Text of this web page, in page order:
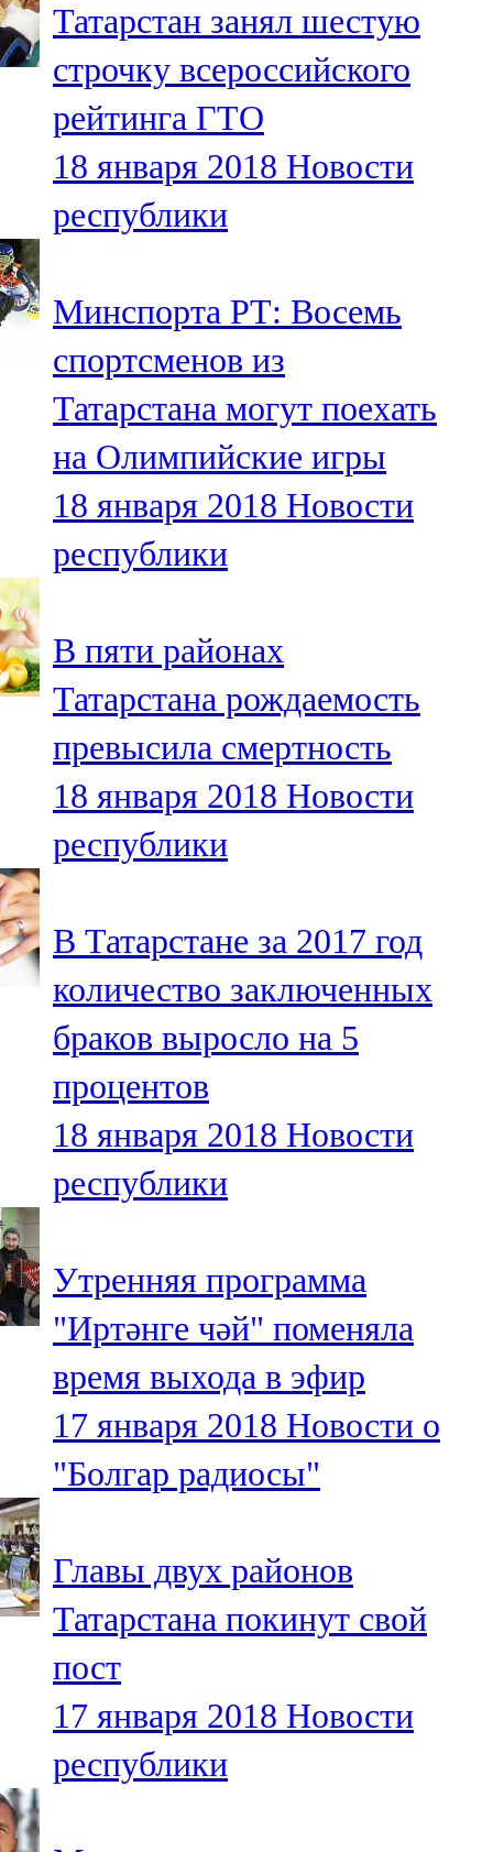
106,1 FM
Кама тамагы
71,51 FM
Кукмара
107,9 FM
102,1 FM
Мамадыш
106,2 FM
Минзәлә
107,3 FM
Мөслим
Нурлат
104,7 FM
Олы Әтнә
71,42 FM
Сарман
Теләче
106,1 FM
Түбән Кама
102,6 FM
Чирмешән
107,7 FM
103,0 FM
Чүпрәле
91,0 FM
Шәмәрдән
102,3 FM
107,0 FM
Яр Чаллы
105,5 FM
Татарстан занял шестую
строчку всероссийского
рейтинга ГТО
18 января 2018 Новости
республики
Минспорта РТ: Восемь
спортсменов из
Татарстана могут поехать
на Олимпийские игры
18 января 2018 Новости
республики
В пяти районах
Татарстана рождаемость
превысила смертность
18 января 2018 Новости
республики
В Татарстане за 2017 год
количество заключенных
браков выросло на 5
процентов
18 января 2018 Новости
республики
Утренняя программа
"Иртәнге чәй" поменяла
время выхода в эфир
17 января 2018 Новости о
"Болгар радиосы"
Главы двух районов
Татарстана покинут свой
пост
17 января 2018 Новости
республики